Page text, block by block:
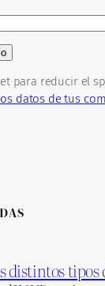
para reducir el
datos de tus
distintos tipos